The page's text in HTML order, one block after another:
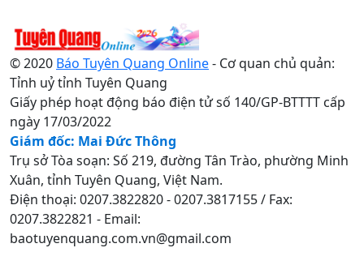
© 2020 Báo Tuyên Quang Online- Cơ quan chủ quản:
Tỉnh uỷ tỉnh Tuyên Quang
Giấy phép hoạt động báo điện tử số 140/GP-BTTTT cấp
ngày 17/03/2022
Giám đốc: Mai Đức Thông
Trụ sở Tòa soạn: Số 219, đường Tân Trào, phường Minh
Xuân, tỉnh Tuyên Quang, Việt Nam.
Điện thoại: 0207.3822820 - 0207.3817155 / Fax:
0207.3822821 - Email:
baotuyenquang.com.vn@gmail.com